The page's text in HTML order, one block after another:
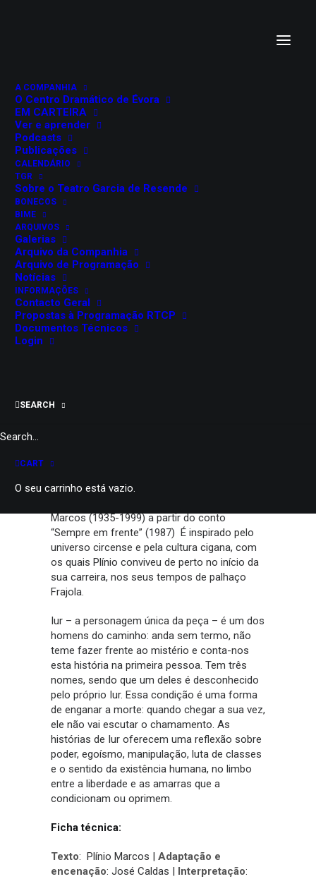
A COMPANHIA
O Centro Dramático de Évora
EM CARTEIRA
Ver e aprender
Podcasts
Publicações
CALENDÁRIO
TGR
Sobre o Teatro Garcia de Resende
BONECOS
BIME
ARQUIVOS
Galerias
Arquivo da Companhia
Arquivo de Programação
Notícias
INFORMAÇÕES
Contacto Geral
Propostas à Programação RTCP
Documentos Técnicos
Login
SEARCH
CART
O seu carrinho está vazio.
O HOMEM DO
A Escola da Noite e Quinta Parede
“O Homem do Caminho” é um monólogo
Marcos (1935-1999) a partir do conto
“Sempre em frente” (1987) É inspirado pelo
universo circense e pela cultura cigana, com
os quais Plínio conviveu de perto no início da
sua carreira, nos seus tempos de palhaço
Frajola.
Iur – a personagem única da peça – é um dos
homens do caminho: anda sem termo, não
teme fazer frente ao mistério e conta-nos
esta história na primeira pessoa. Tem três
nomes, sendo que um deles é desconhecido
pelo próprio Iur. Essa condição é uma forma
de enganar a morte: quando chegar a sua vez,
ele não vai escutar o chamamento. As
histórias de Iur oferecem uma reflexão sobre
poder, egoísmo, manipulação, luta de classes
e o sentido da existência humana, no limbo
entre a liberdade e as amarras que a
condicionam ou oprimem.
Ficha técnica:
Texto: Plínio Marcos | Adaptação e
encenação: José Caldas | Interpretação: